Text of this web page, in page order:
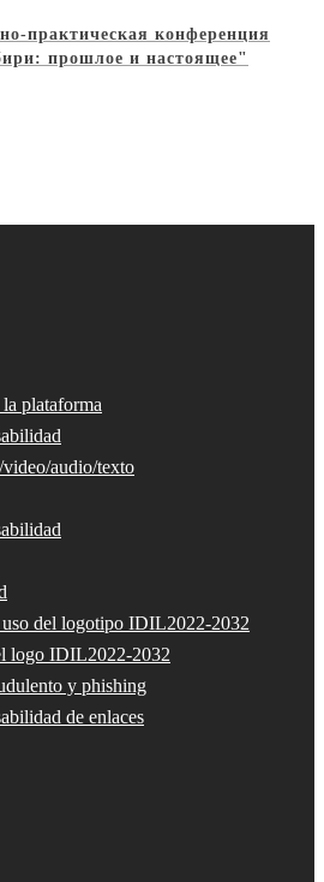
практическая конференция
прошлое и настоящее"
plataforma
audio/texto
del logotipo IDIL2022-2032
logo IDIL2022-2032
y phishing
de enlaces